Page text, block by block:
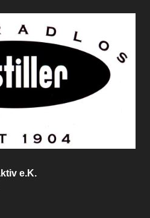
e.K.